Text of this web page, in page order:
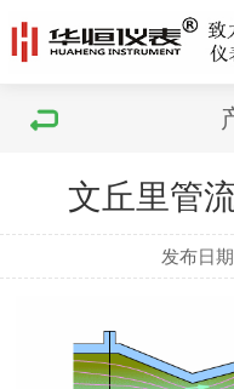
文丘里管
发布日期